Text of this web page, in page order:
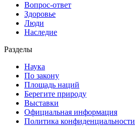
Вопрос-ответ
Здоровье
Люди
Наследие
Разделы
Наука
По закону
Площадь наций
Берегите природу
Выставки
Официальная информация
Политика конфиденциальности